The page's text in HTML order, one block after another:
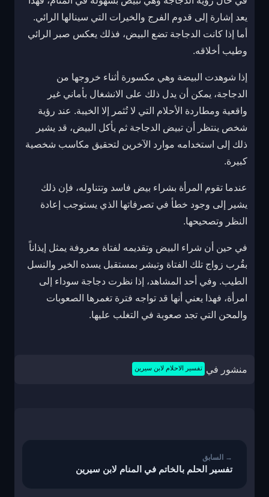
يعد إشارة إلى قدوم الفرج والخيرات التي سينالها الرائي.
أما إذا كانت الدجاجة تضع البيض، فذلك يعكس صبر الرائي
وطيب أخلاقه.
إذا شوهدت البيضة وهي مكسورة أثناء خروجها من
الدجاجة، يمكن أن يدل ذلك على الانشغال بأماني غير
واقعية ومطاردة الأحلام التي لا تُثمر إلا الخيبة. عند رؤية
شخص ينتظر أن تبيض الدجاجة ثم يأكل البيض، قد يشير
ذلك إلى استخدامه موارد الآخرين لتحقيق مكاسب شخصية
كبيرة.
عندما تقوم المرأة بشراء بيض فاسد وتتناوله، فإن ذلك
يشير إلى وجود خطأ في تصرفاتها الذي يستوجب إعادة
النظر وتصحيحها.
في حين أن شراء البيض وتقديمه لفتاة معروفة يمثل إيذاناً
بقُرب زواج تلك الفتاة وتبشر بمستقبل يسده الخير والنسل
الطيب. وفي أحد المشاهد، إذا نظرت دجاجة سوداء إلى
امرأة، فهذا يعني أنها قد تواجه فترة تغمرها الصعوبات
والمحن التي تجد صعوبة في التغلب عليها.
منشور في تفسير الاحلام لابن سيرين
تفسير الحلم بالخاتم في المنام لابن سيرين